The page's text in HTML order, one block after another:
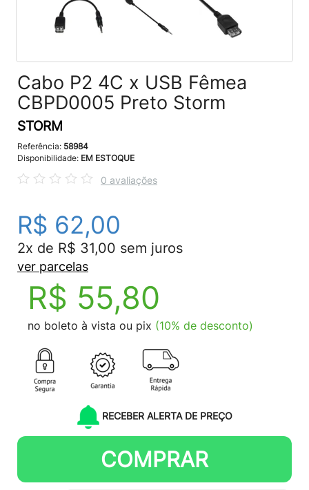
Cabo P2 4C x USB Fêmea
CBPD0005 Preto Storm
STORM
Referência: 58984
Disponibilidade: EM ESTOQUE
0 avaliações
R$ 62,00
2x de R$ 31,00 sem juros
ver parcelas
R$ 55,80
no boleto à vista ou pix (10% de desconto)
RECEBER ALERTA DE PREÇO
COMPRAR